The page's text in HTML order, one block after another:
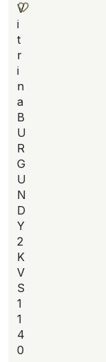
V
i
t
r
i
n
a
B
U
R
G
U
N
D
Y
2
K
V
S
1
1
4
0